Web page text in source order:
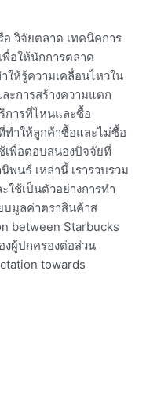
วิจัยตลาด เทคนิคการ
อให้นักการตลาด
ให้รู้ความเคลื่อนไหวใน
ะการสร้างความแตก
การที่ไหนและซื้อ
ทำให้ลูกค้าซื้อและไม่ซื้อ
เพื่อตอบสนองปัจจัยที่
นธ์ เหล่านี้ เรารวบรวม
ใช้เป็นตัวอย่างการทำ
บมูลค่าตราสินค้าส
between Starbucks
งผู้ปกครองต่อส่วน
towards